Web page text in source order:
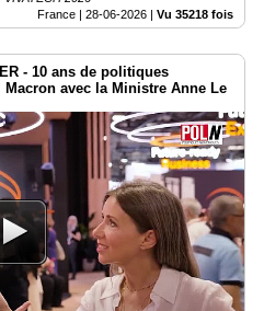
France | 28-06-2026 Vu 35218 fois
- 10 ans de politiques
avec la Ministre Anne Le